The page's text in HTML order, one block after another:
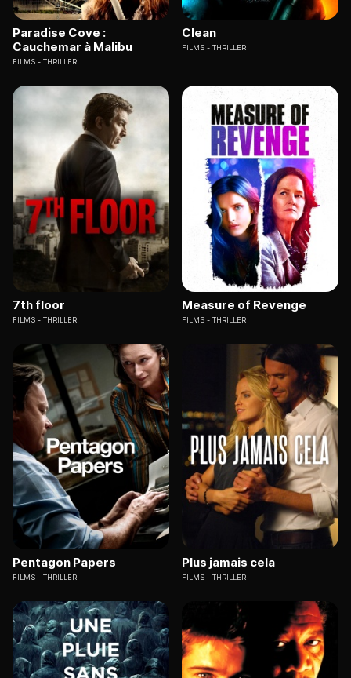
Paradise Cove :
Cauchemar à Malibu
FILMS THRILLER
Clean
FILMS THRILLER
7th floor
FILMS THRILLER
Measure of Revenge
FILMS THRILLER
Pentagon Papers
FILMS THRILLER
Plus jamais cela
FILMS THRILLER